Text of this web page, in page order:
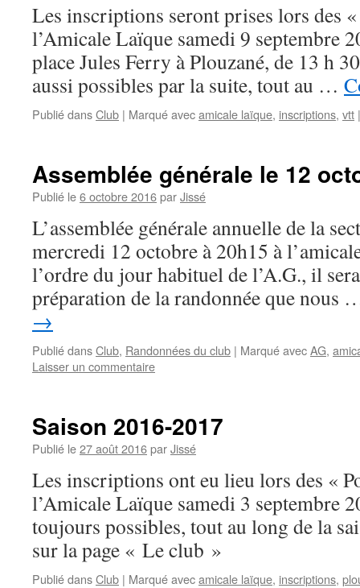
Les inscriptions seront prises lors des
l’Amicale Laïque samedi 9 septembre
place Jules Ferry à Plouzané, de 13 h
aussi possibles par la suite, tout au …
Publié dansClub | Marqué avecamicale laïque, inscriptions, vtt |
Assemblée générale le 12
Publié le6 octobre 2016parJissé
L’assemblée générale annuelle de la
mercredi 12 octobre à 20h15 à
l’ordre du jour habituel de l’A.G., il
préparation de la randonnée que nous
→
Publié dansClub, Randonnées du club | Marqué avecAG,
Laisser un commentaire
Saison 2016-2017
Publié le27 août 2016parJissé
Les inscriptions ont eu lieu lors des «
l’Amicale Laïque samedi 3 septembre
toujours possibles, tout au long de la
sur la page « Le club »
Publié dansClub | Marqué avecamicale laïque, inscriptions,